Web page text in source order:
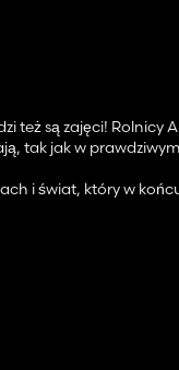
też są zajęci! Rolnicy
tak jak w
i świat, który w